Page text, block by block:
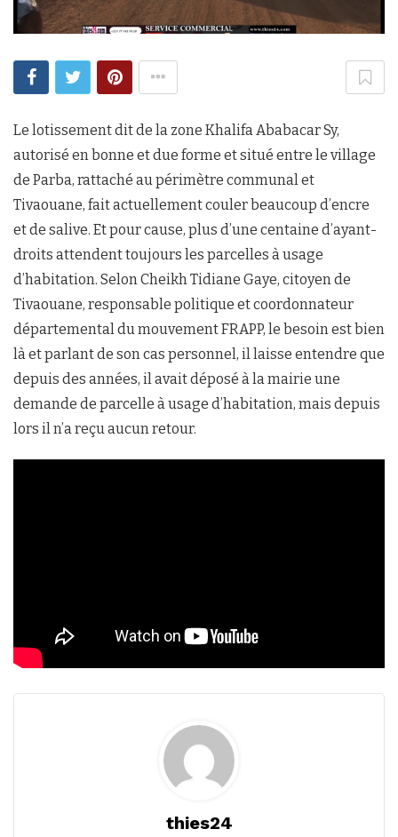
Le lotissement dit de la zone Khalifa Ababacar Sy,
autorisé en bonne et due forme et situé entre le village
de Parba, rattaché au périmètre communal et
Tivaouane, fait actuellement couler beaucoup d’encre
et de salive. Et pour cause, plus d’une centaine d’ayant-
droits attendent toujours les parcelles à usage
d’habitation. Selon Cheikh Tidiane Gaye, citoyen de
Tivaouane, responsable politique et coordonnateur
départemental du mouvement FRAPP, le besoin est bien
là et parlant de son cas personnel, il laisse entendre que
depuis des années, il avait déposé à la mairie une
demande de parcelle à usage d’habitation, mais depuis
lors il n’a reçu aucun retour.
thies24